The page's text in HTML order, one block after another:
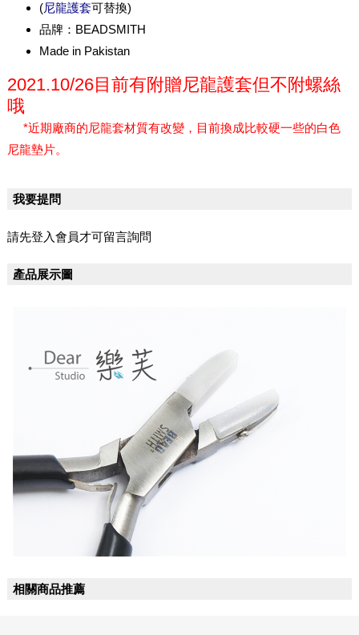
(尼龍護套可替換)
品牌：BEADSMITH
Made in Pakistan
2021.10/26目前有附贈尼龍護套但不附螺絲
哦
*近期廠商的尼龍套材質有改變，目前換成比較硬一些的白色
尼龍墊片。
我要提問
請先登入會員才可留言詢問
產品展示圖
相關商品推薦